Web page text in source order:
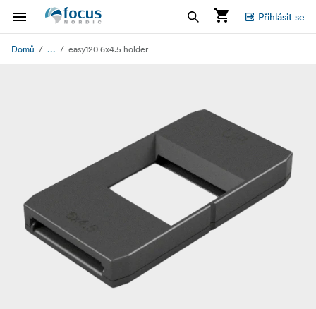
Přihlásit se
Domů ... easy120 6x4.5 holder